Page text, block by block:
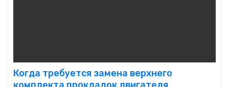
Когда требуется замена верхнего